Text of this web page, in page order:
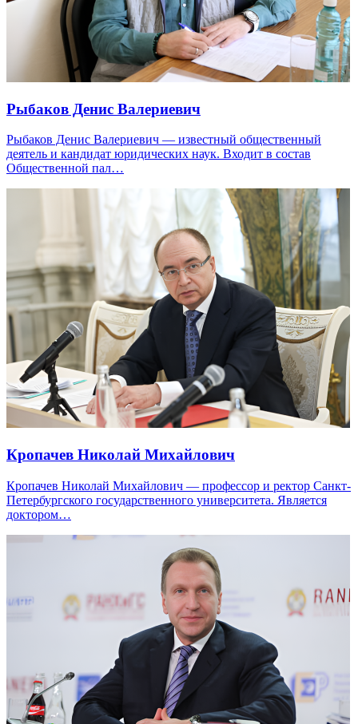
Рыбаков Денис Валериевич
Рыбаков Денис Валериевич — известный общественный
деятель и кандидат юридических наук. Входит в состав
Общественной пал…
Кропачев Николай Михайлович
Кропачев Николай Михайлович — профессор и ректор Санкт-
Петербургского государственного университета. Является
доктором…